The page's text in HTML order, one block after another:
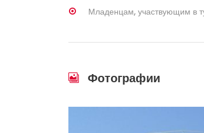
Младенцам, участвующим в
Фотографии